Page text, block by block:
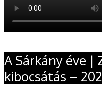
A Sárkány éve |
kibocsátás –